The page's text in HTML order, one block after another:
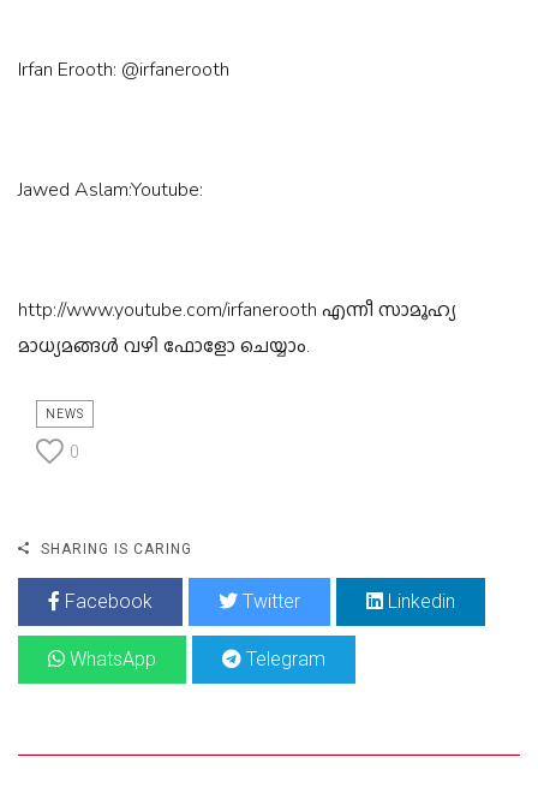
Irfan Erooth: @irfanerooth
Jawed Aslam:Youtube:
http://www.youtube.com/irfanerooth എന്നീ സാമൂഹ്യ
മാധ്യമങ്ങൾ വഴി ഫോളോ ചെയ്യാം.
NEWS
0
SHARING IS CARING
Facebook Twitter Linkedin
WhatsApp Telegram